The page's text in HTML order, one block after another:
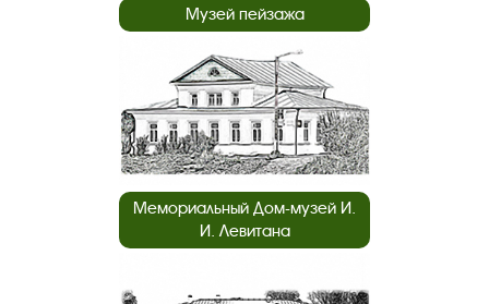
Музей пейзажа
Мемориальный Дом-музей И.
И. Левитана